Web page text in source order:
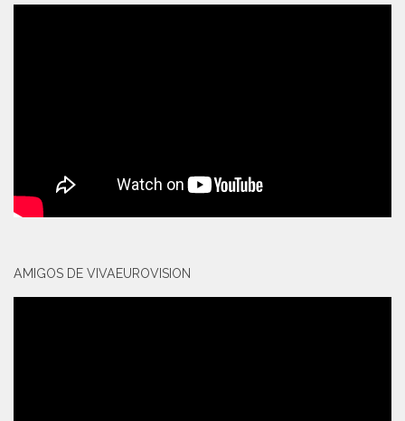
AMIGOS DE VIVAEUROVISION